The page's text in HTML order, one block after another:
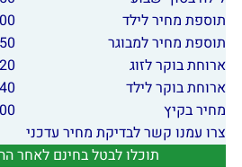
תוספת מחיר לילד
תוספת מחיר למבוגר
ארוחת בוקר לזוג
ארוחת בוקר לילד
40
מחיר בקיץ
צרו עמנו קשר לבדיקת מחיר עדכני
תוכלו לבטל בחינם לאחר